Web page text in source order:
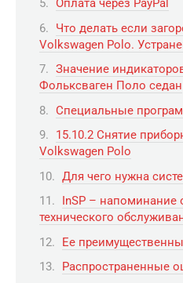
Оплата через PayPal
Что делать если
Volkswagen Polo.
Значение
Фольксваген Поло седан
Специальные
15.10.2 Снятие
Volkswagen Polo
Для чего нужна
InSP – напоминание
технического
Ее
Распространенные